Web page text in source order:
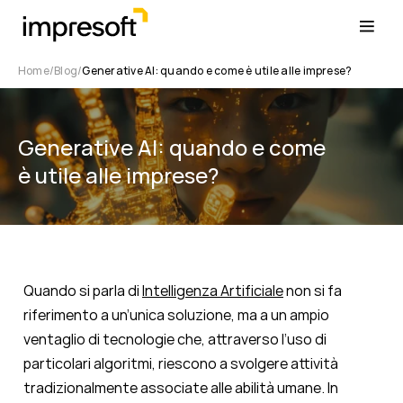
Home Blog Generative AI: quando e come è utile alle imprese?
Generative AI: quando e come
è utile alle imprese?
Quando si parla diIntelligenza Artificialenon si fa
riferimento a un’unica soluzione, ma a un ampio
ventaglio di tecnologie che, attraverso l’uso di
particolari algoritmi, riescono a svolgere attività
tradizionalmente associate alle abilità umane. In